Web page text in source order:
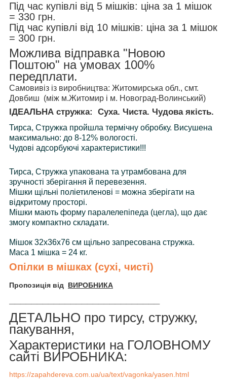
Під час купівлі від 5 мішків: ціна за 1 мішок
= 330 грн.
Під час купівлі від 10 мішків: ціна за 1 мішок
= 300 грн.
Можлива відправка "Новою
Поштою" на умовах 100%
передплати.
Самовивіз із виробництва: Житомирська обл., смт.
Довбиш (між м.Житомир і м. Новоград-Волинський)
ІДЕАЛЬНА стружка: Суха. Чиста. Чудова якість.
Тирса, Стружка пройшла термічну обробку. Висушена
максимально: до 8-12% вологості.
Чудові адсорбуючі характеристики!!!
Тирса, Стружка упакована та утрамбована для
зручності зберігання й перевезення.
Мішки щільні поліетиленові = можна зберігати на
відкритому просторі.
Мішки мають форму паралелепіпеда (цегла), що дає
змогу компактно складати.
Мішок 32х36х76 см щільно запресована стружка.
Маса 1 мішка = 24 кг.
Опілки в мішках (сухі, чисті)
Пропозиція від ВИРОБНИКА
ДЕТАЛЬНО про тирсу, стружку,
пакування,
Характеристики на ГОЛОВНОМУ
сайті ВИРОБНИКА:
https://zapahdereva.com.ua/ua/text/vagonka/yasen.html